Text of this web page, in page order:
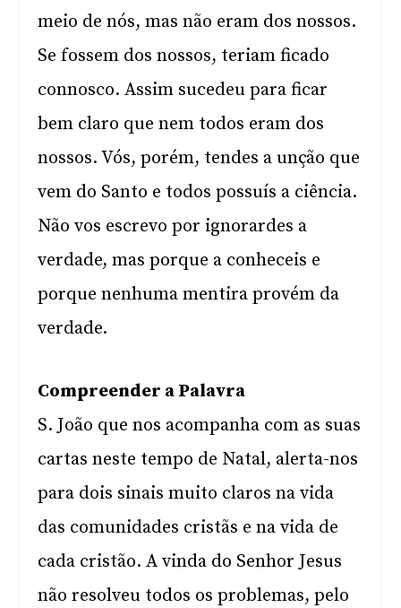
meio de nós, mas não eram dos nossos.
Se fossem dos nossos, teriam ficado
connosco. Assim sucedeu para ficar
bem claro que nem todos eram dos
nossos. Vós, porém, tendes a unção que
vem do Santo e todos possuís a ciência.
Não vos escrevo por ignorardes a
verdade, mas porque a conheceis e
porque nenhuma mentira provém da
verdade.
Compreender a Palavra
S. João que nos acompanha com as suas
cartas neste tempo de Natal, alerta-nos
para dois sinais muito claros na vida
das comunidades cristãs e na vida de
cada cristão. A vinda do Senhor Jesus
não resolveu todos os problemas, pelo